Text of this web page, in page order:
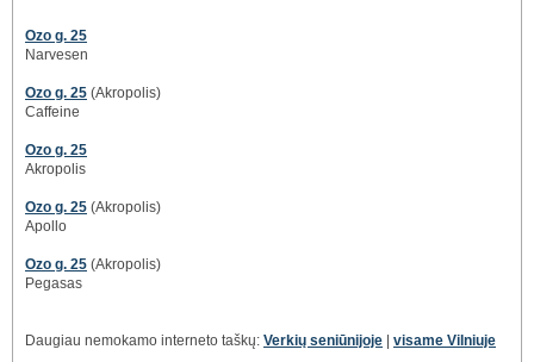
Ozo g. 25
Narvesen
Ozo g. 25 (Akropolis)
Caffeine
Ozo g. 25
Akropolis
Ozo g. 25 (Akropolis)
Apollo
Ozo g. 25 (Akropolis)
Pegasas
Daugiau nemokamo interneto taškų: Verkių seniūnijoje visame Vilniuje